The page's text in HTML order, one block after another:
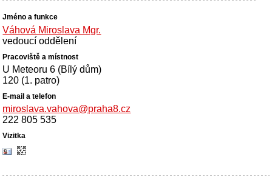
Váhová Miroslava Mgr.
vedoucí oddělení
U Meteoru 6 (Bílý dům)
120 (1. patro)
miroslava.vahova@praha8.cz
222 805 535